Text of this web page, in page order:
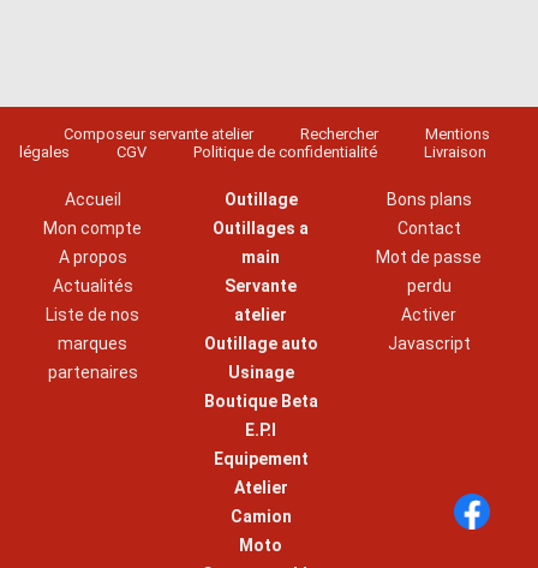
Composeur servante atelier Rechercher
Mentions
légales
CGV Politique de confidentialité Livraison
Accueil
Mon compte
A propos
Actualités
Liste de nos
marques
partenaires
Outillage
Outillages a
main
Servante
atelier
Outillage auto
Usinage
Boutique Beta
E.P.I
Equipement
Atelier
Camion
Moto
Bons plans
Contact
Mot de passe
perdu
Activer
Javascript